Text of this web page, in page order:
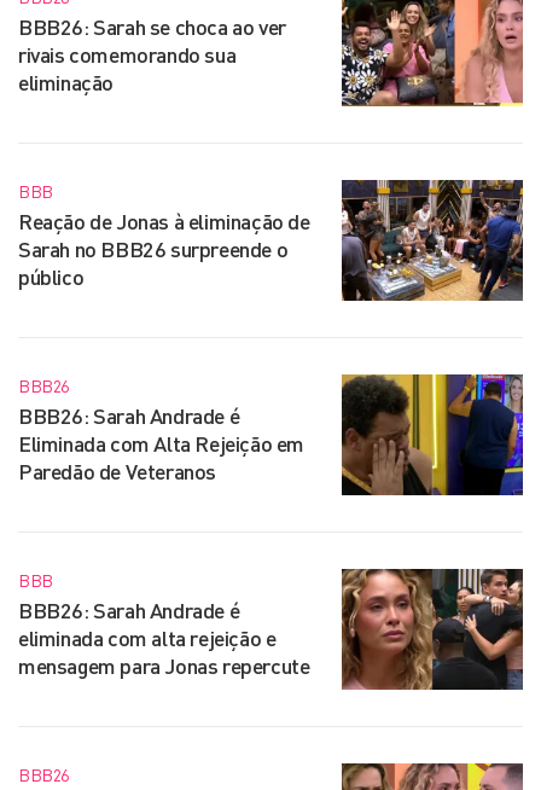
BBB26: Sarah se choca ao ver
rivais comemorando sua
eliminação
BBB
Reação de Jonas à eliminação de
Sarah no BBB26 surpreende o
público
BBB26
BBB26: Sarah Andrade é
Eliminada com Alta Rejeição em
Paredão de Veteranos
BBB
BBB26: Sarah Andrade é
eliminada com alta rejeição e
mensagem para Jonas repercute
BBB26